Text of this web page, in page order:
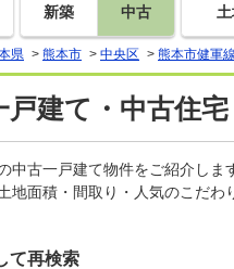
新築 中古
県 > 熊本市 > 中央区 > 熊本市健軍線
戸建て・中古住
中古一戸建て物件をご紹介し
地面積・間取り・人気のこだ
て再検索